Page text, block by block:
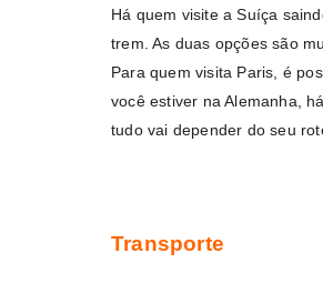
Há quem visite a Suíça
trem. As duas opções são
Para quem visita Paris, é
você estiver na Alemanha,
tudo vai depender do seu
Transporte